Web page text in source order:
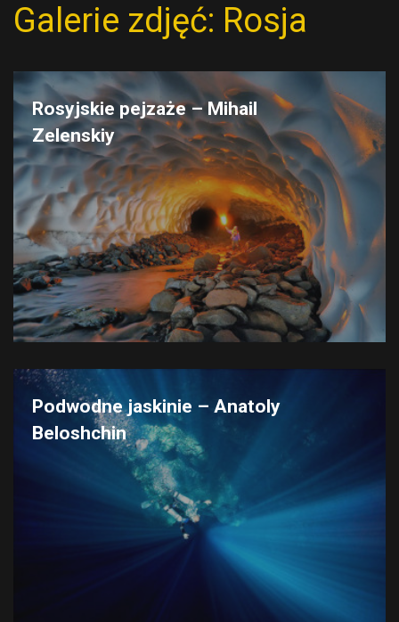
Galerie zdjęć: Rosja
Rosyjskie pejzaże – Mihail
Zelenskiy
Podwodne jaskinie – Anatoly
Beloshchin